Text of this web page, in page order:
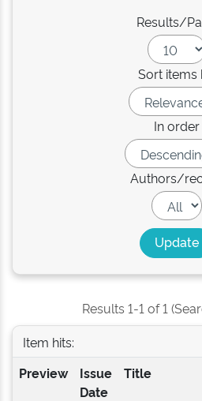
Results/
Sort items
In order
Authors/
Results 1-1 of 1
Item hits:
Preview
Issue
Date
Title